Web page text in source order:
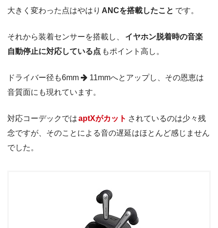
大きく変わった点はやはり ANCを搭載したこと です。
それから装着センサーを搭載し、
イヤホン脱着時の音楽
自動停止に対応している点 もポイント高し。
ドライバー径も6mm
11mmへとアップし、その恩恵は
音質面にも現れています。
対応コーデックではaptXがカット されているのは少々残
念ですが、そのことによる音の遅延はほとんど感じません
でした。